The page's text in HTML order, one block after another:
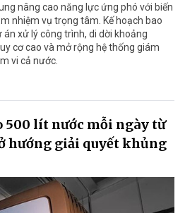
nâng cao năng lực ứng phó với biến
nhiệm vụ trọng tâm. Kế hoạch bao
xử lý công trình, di dời khoảng
cơ cao và mở rộng hệ thống giám
vi cả nước.
500 lít nước mỗi ngày từ
hướng giải quyết khủng